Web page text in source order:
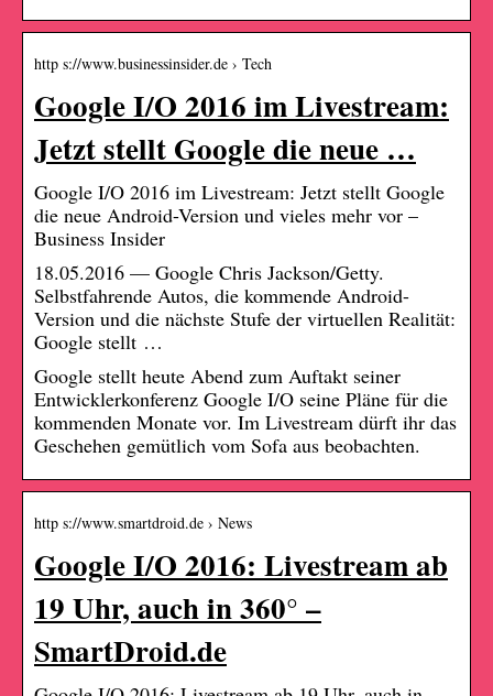
http s://www.businessinsider.de › Tech
Google I/O 2016 im Livestream:
Jetzt stellt Google die neue …
Google I/O 2016 im Livestream: Jetzt stellt Google
die neue Android-Version und vieles mehr vor –
Business Insider
18.05.2016 — Google Chris Jackson/Getty.
Selbstfahrende Autos, die kommende Android-
Version und die nächste Stufe der virtuellen Realität:
Google stellt …
Google stellt heute Abend zum Auftakt seiner
Entwicklerkonferenz Google I/O seine Pläne für die
kommenden Monate vor. Im Livestream dürft ihr das
Geschehen gemütlich vom Sofa aus beobachten.
http s://www.smartdroid.de › News
Google I/O 2016: Livestream ab
19 Uhr, auch in 360° –
SmartDroid.de